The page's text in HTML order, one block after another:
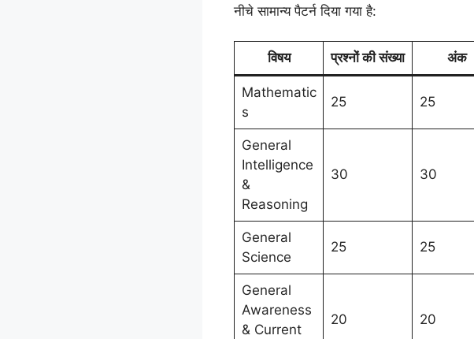
नीचे सामान्य पैटर्न दिया गया है:
विषय प्रश्नों की संख्या अंक
Mathematic
s
25 25
General
Intelligence
&
Reasoning
30 30
General
Science
25 25
General
Awareness
& Current
20 20